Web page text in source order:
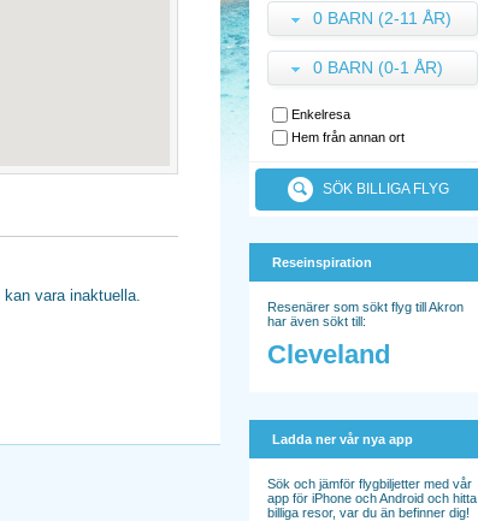
vara inaktuella.
0 BARN (2-11 ÅR)
0 BARN (0-1 ÅR)
Enkelresa
Hem från annan ort
SÖK BILLIGA FLYG
Reseinspiration
Resenärer som sökt flyg till Akron
har även sökt till:
Cleveland
Ladda ner vår nya app
Sök och jämför flygbiljetter med vår
app för iPhone och Android och hitta
billiga resor, var du än befinner dig!